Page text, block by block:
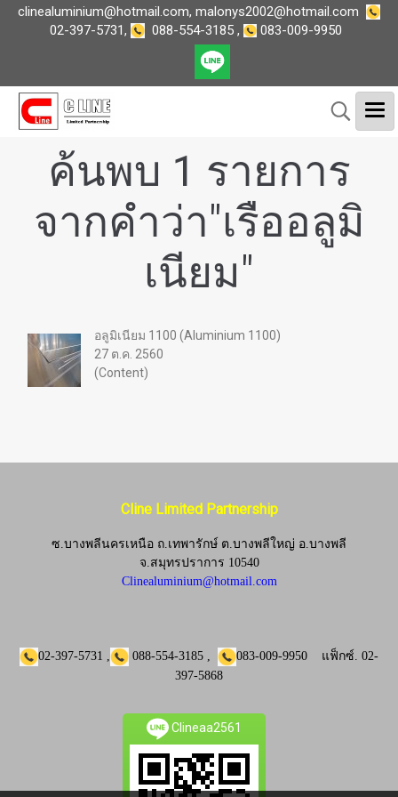
clinealuminium@hotmail.com, malonys2002@hotmail.com
02-397-5731, 088-554-3185, 083-009-9950
ค้นพบ 1 รายการ
จากคำว่า"เรืออลูมิ
เนียม"
อลูมิเนียม 1100 (Aluminium 1100)
27 ต.ค. 2560
(Content)
Cline Limited Partnership
ซ.บางพลีนครเหนือ ถ.เทพารักษ์ ต.บางพลีใหญ่ อ.บางพลี
จ.สมุทรปราการ 10540
Clinealuminium@hotmail.com
02-397-5731 , 088-554-3185 , 083-009-9950 แฟ็กซ์. 02-
397-5868
Clineaa2561